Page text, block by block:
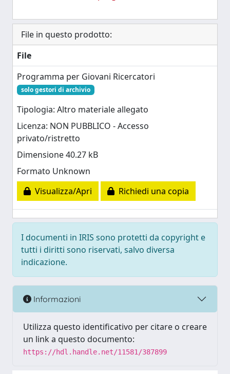
File in questo prodotto:
File
Programma per Giovani Ricercatori
solo gestori di archivio
Tipologia: Altro materiale allegato
Licenza: NON PUBBLICO - Accesso
privato/ristretto
Dimensione 40.27 kB
Formato Unknown
Visualizza/Apri
Richiedi una copia
I documenti in IRIS sono protetti da copyright e
tutti i diritti sono riservati, salvo diversa
indicazione.
Informazioni
Utilizza questo identificativo per citare o creare
un link a questo documento:
https://hdl.handle.net/11581/387899